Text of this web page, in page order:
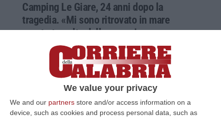
We value your privacy
We and our partners store and/or access information on a
device, such as cookies and process personal data, such as
Camping Le Giare, 24 anni dopo la
tragedia. «Mi sono ritrovato in mare
aperto travolto dalle macerie»
Il ricordo di uno dei sopravvissuti all’alluvione
di Soverato. Che causò la morte di 13
persone. «Non sono riuscito a salvare mio
Pubblicato il: 10/09/24 – 10:41